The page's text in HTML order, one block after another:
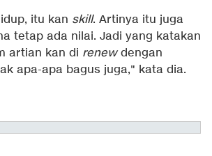
itu kan skill. Artinya itu juga
tetap ada nilai. Jadi yang katakan
artian kan di renewdengan
apa-apa bagus juga," kata dia.